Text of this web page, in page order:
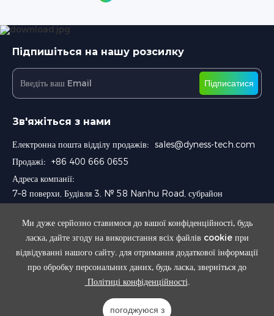
Ми дуже серйозно ставимося до вашої конфіденційності, будь
ласка, дайте згоду на використання всіх файлів cookie при
відвідуванні нашого сайту. для отримання додаткової інформації
про обробку персональних даних, будь ласка, зверніться до
Політиці конфіденційності.
погоджуюся з
Підпишіться на нашу розсилку
Підписатися
Зв'яжіться з нами
Електронна пошта відділу продажів: sales@dyness-tech.com
Продажі: +86 400 666 0655
Адреса компанії:
7–8 поверхи, Будівля 3, № 58 Nanhu Road, субрайон
Авторське право © 2024 Dyness Digital Energy Technology Co., Ltd.
Powered by Yongsy
Sitemap